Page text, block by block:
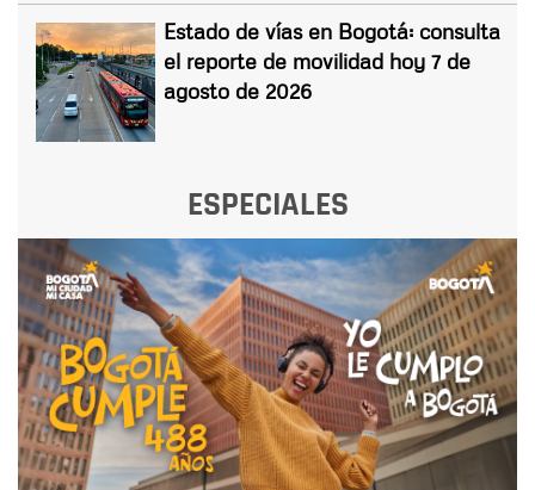
Estado de vías en Bogotá: consulta
el reporte de movilidad hoy 7 de
agosto de 2026
ESPECIALES